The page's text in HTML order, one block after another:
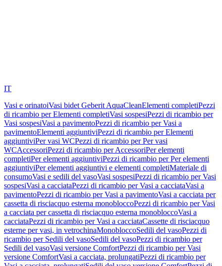
IT
Vasi e orinatoiVasi bidet Geberit AquaCleanElementi completiPezzi
di ricambio per Elementi completiVasi sospesiPezzi di ricambio per
Vasi sospesiVasi a pavimentoPezzi di ricambio per Vasi a
pavimentoElementi aggiuntiviPezzi di ricambio per Elementi
aggiuntiviPer vasi WCPezzi di ricambio per Per vasi
WCAccessoriPezzi di ricambio per AccessoriPer elementi
completiPer elementi aggiuntiviPezzi di ricambio per Per elementi
aggiuntiviPer elementi aggiuntivi e elementi completiMateriale di
consumoVasi e sedili del vasoVasi sospesiPezzi di ricambio per Vasi
sospesiVasi a cacciataPezzi di ricambio per Vasi a cacciataVasi a
pavimentoPezzi di ricambio per Vasi a pavimentoVasi a cacciata per
cassetta di risciacquo esterna monobloccoPezzi di ricambio per Vasi
a cacciata per cassetta di risciacquo esterna monobloccoVasi a
cacciataPezzi di ricambio per Vasi a cacciataCassette di risciacquo
esterne per vasi, in vetrochinaMonobloccoSedili del vasoPezzi di
ricambio per Sedili del vasoSedili del vasoPezzi di ricambio per
Sedili del vasoVasi versione ComfortPezzi di ricambio per Vasi
versione ComfortVasi a cacciata, prolungatiPezzi di ricambio per